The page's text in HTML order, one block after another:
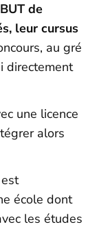
de
leur cursus
au gré
directement
une licence
alors
école dont
les études